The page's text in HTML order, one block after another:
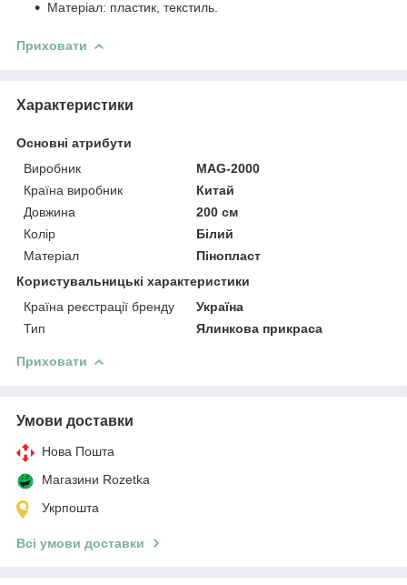
Матеріал: пластик, текстиль.
Приховати
Характеристики
Основні атрибути
Виробник
MAG-2000
Країна виробник
Китай
Довжина
200 см
Колір
Білий
Матеріал
Пінопласт
Користувальницькі характеристики
Країна реєстрації бренду
Україна
Тип
Ялинкова прикраса
Приховати
Умови доставки
Нова Пошта
Магазини Rozetka
Укрпошта
Всі умови доставки